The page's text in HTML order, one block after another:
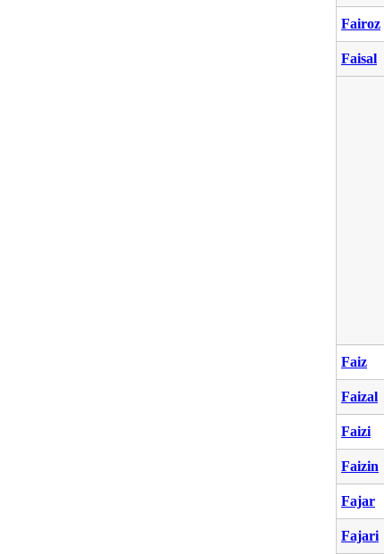
Fairoz
Faisal
Faiz
Faizal
Faizi
Faizin
Fajar
Fajari